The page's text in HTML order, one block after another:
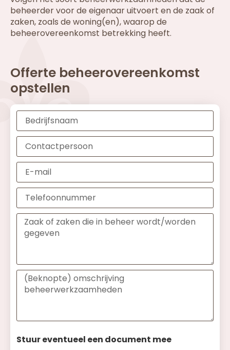
beheerder voor de eigenaar uitvoert en de zaak of
zaken, zoals de woning(en), waarop de
beheerovereenkomst betrekking heeft.
Offerte beheerovereenkomst
opstellen
Stuur eventueel een document mee